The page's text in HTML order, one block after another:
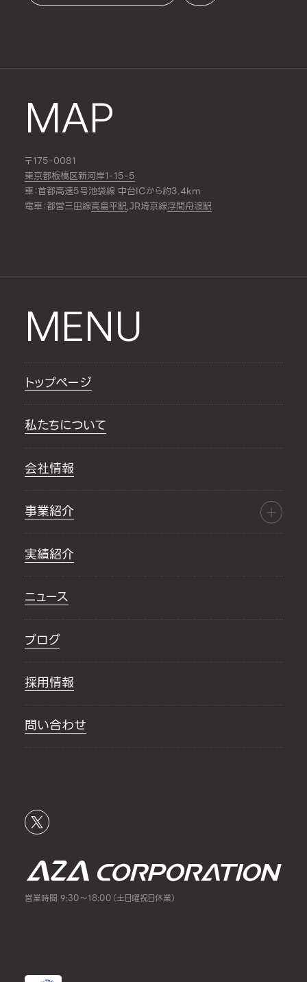
MAP
〒175-0081
東京都板橋区新河岸1-15-5
車：首都高速5号池袋線 中台ICから約3.4km
電車：都営三田線高島平駅,JR埼京線浮間舟渡駅
MENU
トップページ
私たちについて
会社情報
事業紹介
実績紹介
ニュース
ブログ
採用情報
問い合わせ
営業時間 9:30～18:00（土日曜祝日休業）